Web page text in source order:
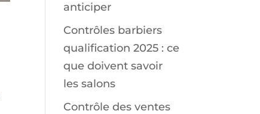
anticiper
Contrôles barbiers
qualification 2025 : ce
que doivent savoir
les salons
Contrôle des ventes